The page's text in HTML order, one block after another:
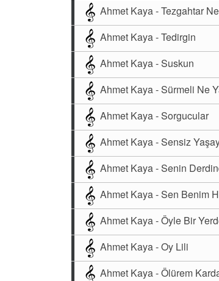
Ahmet Kaya - Tezgahtar
Ahmet Kaya - Tedirgin
Ahmet Kaya - Suskun
Ahmet Kaya - Sürmeli Ne
Ahmet Kaya - Sorgucular
Ahmet Kaya - Sensiz
Ahmet Kaya - Senin
Ahmet Kaya - Sen Benim
Ahmet Kaya - Öyle Bir
Ahmet Kaya - Oy Lili
Ahmet Kaya - Ölürem